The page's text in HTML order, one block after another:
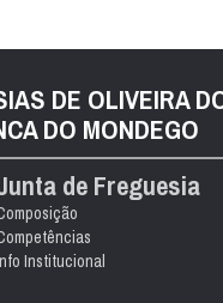
DE OLIVEIRA
DO MONDEGO
de Freguesia
Institucional